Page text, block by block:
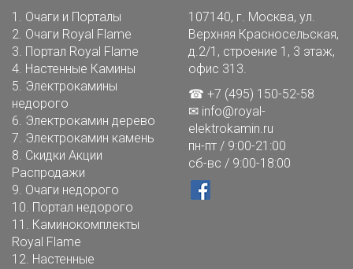
1. Очаги и Порталы
2. Очаги Royal Flame
3. Портал Royal Flame
4. Настенные Камины
5. Электрокамины
недорого
6. Электрокамин дерево
7. Электрокамин камень
8. Скидки Акции
Распродажи
9. Очаги недорого
10. Портал недорого
11. Каминокомплекты
Royal Flame
12. Настенные
107140, г. Москва, ул.
Верхняя Красносельская,
д.2/1, строение 1, 3 этаж,
офис 313.
☎ +7 (495) 150-52-58
✉ info@royal-
elektrokamin.ru
пн-пт / 9:00-21:00
сб-вс / 9:00-18:00